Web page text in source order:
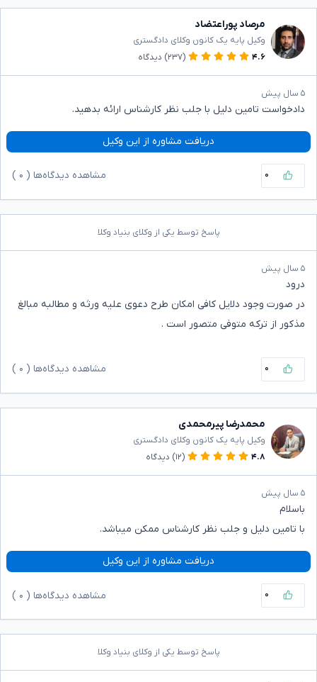
مرصاد پوراعتضاد
وکیل پایه یک کانون وکلای دادگستری
۴.۶
(۲۳۷) دیدگاه
۵ سال پیش
دادخواست تامین دلیل با جلب نظر کارشناس ارائه بدهید.
دریافت مشاوره از این وکیل
۰ مشاهده دیدگاه‌ها ( ۰
پاسخ توسط یکی از وکلای بنیاد وکلا
۵ سال پیش
درود
در صورت وجود دلایل کافی امکان طرح دعوی علیه ورثه و مطالبه مبالغ
مذکور از ترکه متوفی متصور است .
۰ مشاهده دیدگاه‌ها ( ۰
محمدرضا پیرمحمدی
وکیل پایه یک کانون وکلای دادگستری
۴.۸
(۱۲) دیدگاه
۵ سال پیش
باسلام
با تامین دلیل و جلب نظر کارشناس ممکن میباشد.
دریافت مشاوره از این وکیل
۰ مشاهده دیدگاه‌ها ( ۰
پاسخ توسط یکی از وکلای بنیاد وکلا